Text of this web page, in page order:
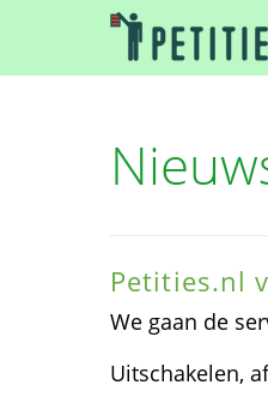
Petities.nl
We gaan de
Uitschakelen,